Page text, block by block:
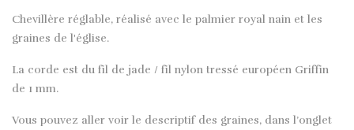
Chevillère réglable, réalisé avec le palmier royal nain et les
graines de l'église.
La corde est du fil de jade / fil nylon tressé européen Griffin
de 1 mm.
Vous pouvez aller voir le descriptif des graines, dans l’onglet